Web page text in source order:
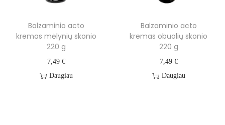
Balzaminio acto
kremas mėlynių skonio
220 g
7,49 €
Daugiau
Balzaminio acto
kremas obuolių skonio
220 g
7,49 €
Daugiau